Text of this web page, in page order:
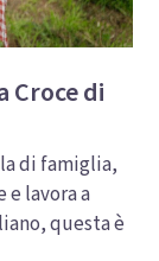
Croce di
di famiglia,
e lavora a
questa è